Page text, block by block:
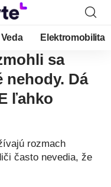
Veda Elektromobilita
sa
nehody. Dá
ľahko
rozmach
často nevedia, že